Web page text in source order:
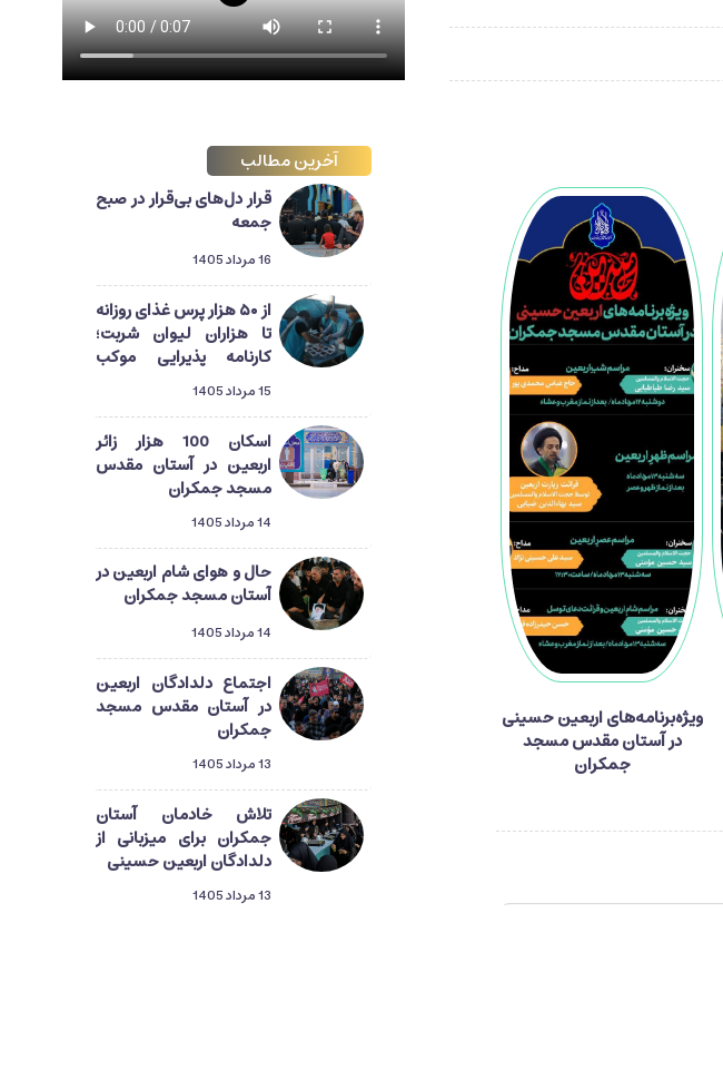
ویژه‌برنامه‌های اربعین حسینی
در آستان مقدس مسجد
جمکران
آخرین مطالب
قرار دل‌های بی‌قرار در صبح
جمعه
16 مرداد 1405
از ۵۰ هزار پرس غذای روزانه
تا هزاران لیوان شربت؛
کارنامه پذیرایی موکب
آستان مسجد جمکران از
زائران اربعین
15 مرداد 1405
اسکان 100 هزار زائر
اربعین در آستان مقدس
مسجد جمکران
14 مرداد 1405
حال و هوای شام اربعین در
آستان مسجد جمکران
14 مرداد 1405
اجتماع دلدادگان اربعین
در آستان مقدس مسجد
جمکران
13 مرداد 1405
تلاش خادمان آستان
جمکران برای میزبانی از
دلدادگان اربعین حسینی
13 مرداد 1405